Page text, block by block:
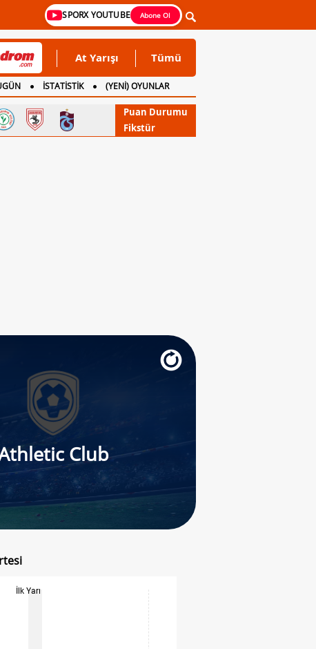
SPORX YOUTUBE Abone Ol
At Yarışı Tümü
İSTATİSTİK
(YENİ) OYUNLAR
Puan Durumu
Fikstür
Club
İlk Yarı